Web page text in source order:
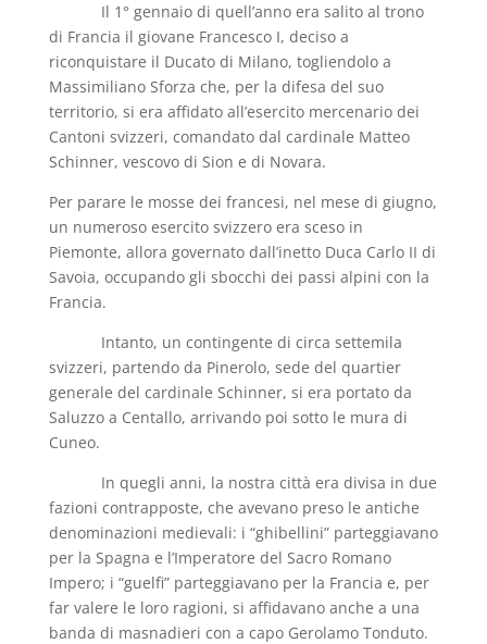
Il 1° gennaio di quell’anno era salito al trono
di Francia il giovane Francesco I, deciso a
riconquistare il Ducato di Milano, togliendolo a
Massimiliano Sforza che, per la difesa del suo
territorio, si era affidato all’esercito mercenario dei
Cantoni svizzeri, comandato dal cardinale Matteo
Schinner, vescovo di Sion e di Novara.
Per parare le mosse dei francesi, nel mese di giugno,
un numeroso esercito svizzero era sceso in
Piemonte, allora governato dall’inetto Duca Carlo II di
Savoia, occupando gli sbocchi dei passi alpini con la
Francia.
Intanto, un contingente di circa settemila
svizzeri, partendo da Pinerolo, sede del quartier
generale del cardinale Schinner, si era portato da
Saluzzo a Centallo, arrivando poi sotto le mura di
Cuneo.
In quegli anni, la nostra città era divisa in due
fazioni contrapposte, che avevano preso le antiche
denominazioni medievali: i “ghibellini” parteggiavano
per la Spagna e l’Imperatore del Sacro Romano
Impero; i “guelfi” parteggiavano per la Francia e, per
far valere le loro ragioni, si affidavano anche a una
banda di masnadieri con a capo Gerolamo Tonduto.